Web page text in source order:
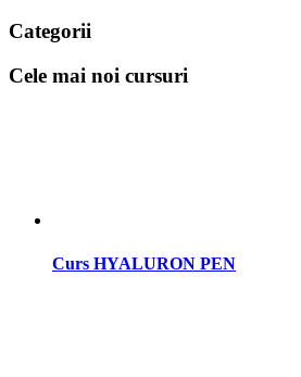
Categorii
Cele mai noi cursuri
Curs HYALURON PEN